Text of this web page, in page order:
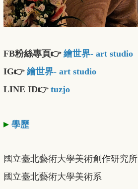
FB粉絲專頁👉 繪世界- art studio
IG👉 繪世界- art studio
LINE ID👉 tuzjo
▸ 學歷
國立臺北藝術大學美術創作研究所
國立臺北藝術大學美術系